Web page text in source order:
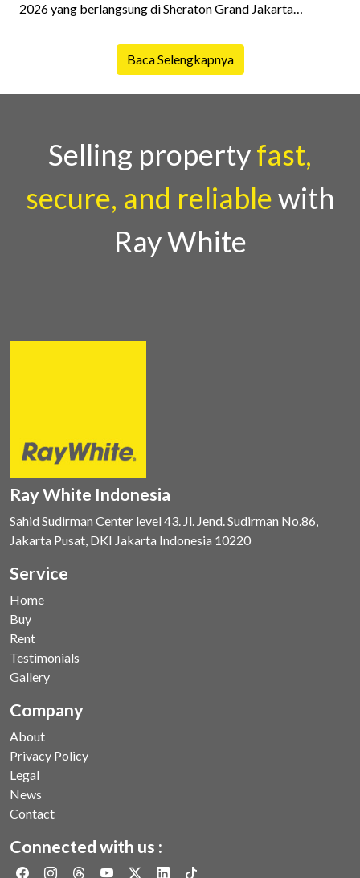
2026 yang berlangsung di Sheraton Grand Jakarta
istimewa bagi para pelaku industri properti dan keuangan.
Lebih dari 400 marketing executives dan principals
Director Ray White Indon
Baca Selengkapnya
Selling propertyfast,
secure, and reliablewith
Ray White
Ray White Indonesia
Sahid Sudirman Center level 43. Jl. Jend. Sudirman No.86,
Jakarta Pusat, DKI Jakarta Indonesia 10220
Service
Home
Buy
Rent
Testimonials
Gallery
Company
About
Privacy Policy
Legal
News
Contact
Connected with us :